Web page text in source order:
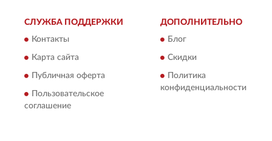
СЛУЖБА ПОДДЕРЖКИ
Контакты
Карта сайта
Публичная оферта
Пользовательское
соглашение
ДОПОЛНИТЕЛЬНО
Блог
Скидки
Политика
конфиденциальности